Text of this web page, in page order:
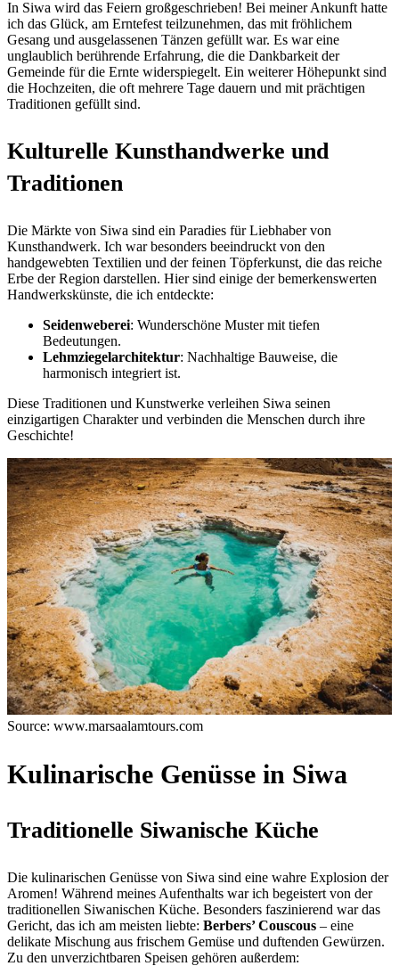
In Siwa wird das Feiern großgeschrieben! Bei meiner Ankunft hatte
ich das Glück, am Erntefest teilzunehmen, das mit fröhlichem
Gesang und ausgelassenen Tänzen gefüllt war. Es war eine
unglaublich berührende Erfahrung, die die Dankbarkeit der
Gemeinde für die Ernte widerspiegelt. Ein weiterer Höhepunkt sind
die Hochzeiten, die oft mehrere Tage dauern und mit prächtigen
Traditionen gefüllt sind.
Kulturelle Kunsthandwerke und
Traditionen
Die Märkte von Siwa sind ein Paradies für Liebhaber von
Kunsthandwerk. Ich war besonders beeindruckt von den
handgewebten Textilien und der feinen Töpferkunst, die das reiche
Erbe der Region darstellen. Hier sind einige der bemerkenswerten
Handwerkskünste, die ich entdeckte:
Seidenweberei: Wunderschöne Muster mit tiefen
Bedeutungen.
Lehmziegelarchitektur: Nachhaltige Bauweise, die
harmonisch integriert ist.
Diese Traditionen und Kunstwerke verleihen Siwa seinen
einzigartigen Charakter und verbinden die Menschen durch ihre
Geschichte!
Source: www.marsaalamtours.com
Kulinarische Genüsse in Siwa
Traditionelle Siwanische Küche
Die kulinarischen Genüsse von Siwa sind eine wahre Explosion der
Aromen! Während meines Aufenthalts war ich begeistert von der
traditionellen Siwanischen Küche. Besonders faszinierend war das
Gericht, das ich am meisten liebte: Berbers’ Couscous – eine
delikate Mischung aus frischem Gemüse und duftenden Gewürzen.
Zu den unverzichtbaren Speisen gehören außerdem: